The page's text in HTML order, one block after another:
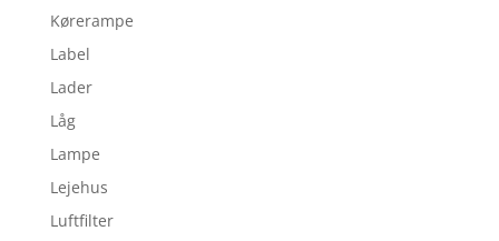
Kørerampe
Label
Lader
Låg
Lampe
Lejehus
Luftfilter